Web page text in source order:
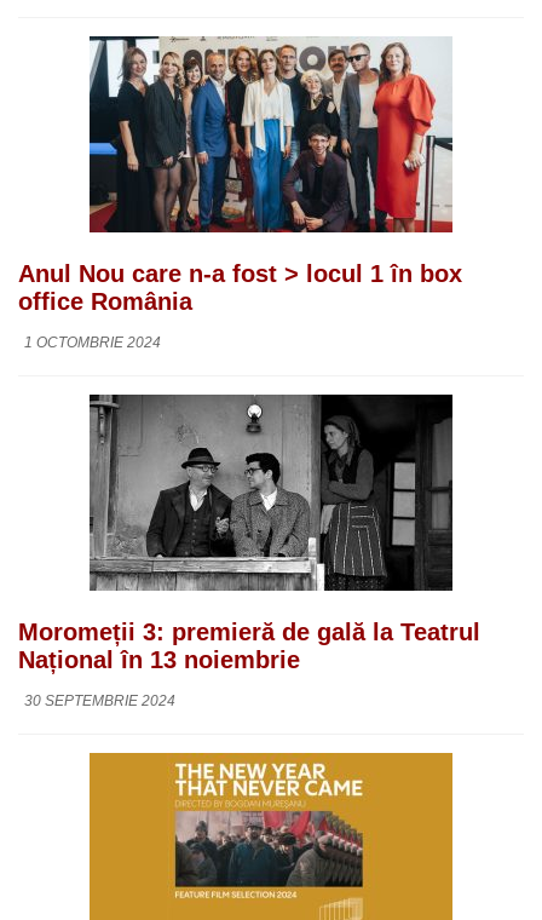
Anul Nou care n-a fost > locul 1 în box
office România
1 OCTOMBRIE 2024
Moromeții 3: premieră de gală la Teatrul
Național în 13 noiembrie
30 SEPTEMBRIE 2024